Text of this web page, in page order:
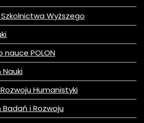
Wyższego
POLON
Humanistyki
i Rozwoju